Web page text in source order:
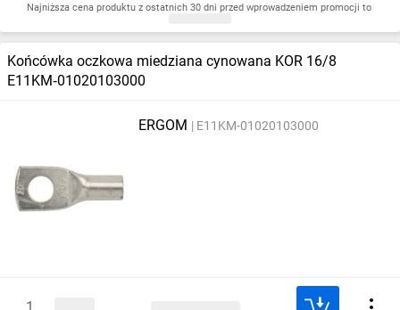
Najniższa cena produktu z ostatnich 30 dni przed wprowadzeniem promocji to
Końcówka oczkowa miedziana cynowana KOR 16/8
E11KM‑01020103000
ERGOM E11KM-01020103000